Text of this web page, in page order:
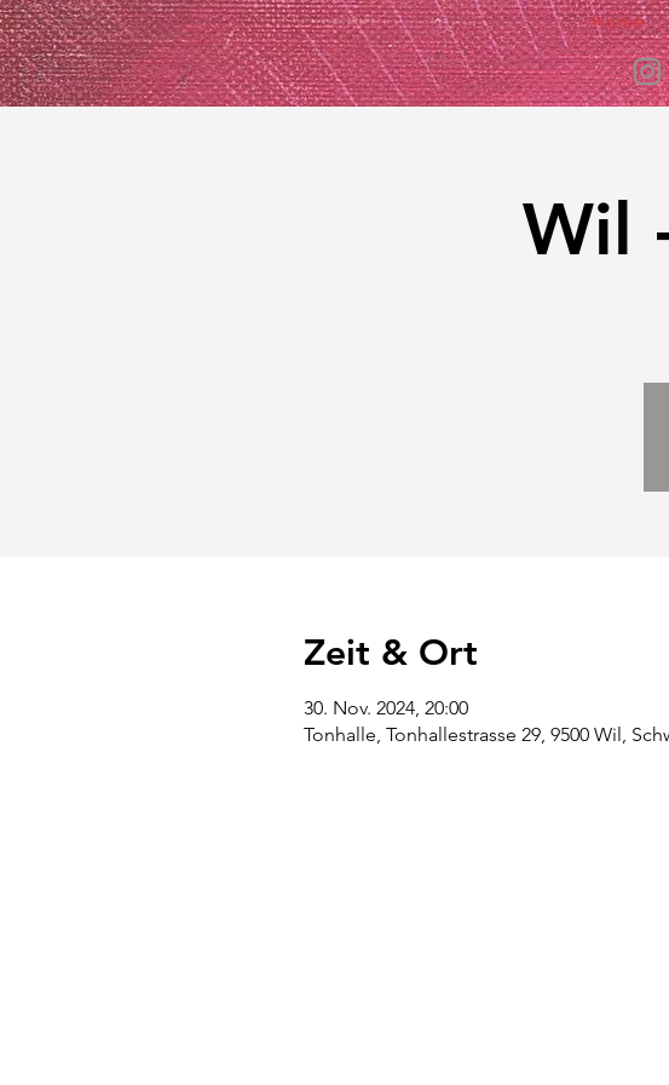
Home
Wil
Zeit & Ort
30. Nov. 2024, 20:00
Tonhalle, Tonhallestrasse 29, 9500 Wil,